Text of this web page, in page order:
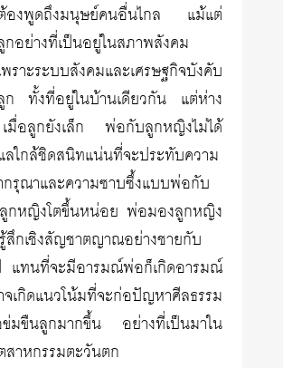
องพูดถึงมนุษย์คนอื่นไกล แม้แต่
อย่างที่เป็นอยู่ในสภาพสังคม
าะระบบสังคมและเศรษฐกิจบังคับ
ทั้งที่อยู่ในบ้านเดียวกัน แต่ห่าง
อลูกยังเล็ก พ่อกับลูกหญิงไม่ได้
แลใกล้ชิดสนิทแน่นที่จะประทับความ
กรุณาและความซาบซึ้งแบบพ่อกับ
กหญิงโตขึ้นหน่อย พ่อมองลูกหญิง
สึกเชิงสัญชาตญาณอย่างชายกับ
แทนที่จะมีอารมณ์พ่อก็เกิดอารมณ์
กิดแนวโน้มที่จะก่อปัญหาศีลธรรม
ขืนลูกมากขึ้น อย่างที่เป็นมาใน
สาหกรรมตะวันตก